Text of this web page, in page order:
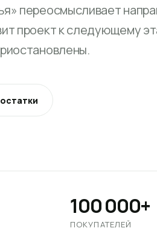
переосмысливает
проект к следующему
100 000+
ПОКУПАТЕЛЕЙ